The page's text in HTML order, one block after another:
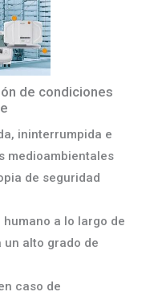
de condiciones
ininterrumpida e
medioambientales
de seguridad
a lo largo de
un alto grado de
caso de